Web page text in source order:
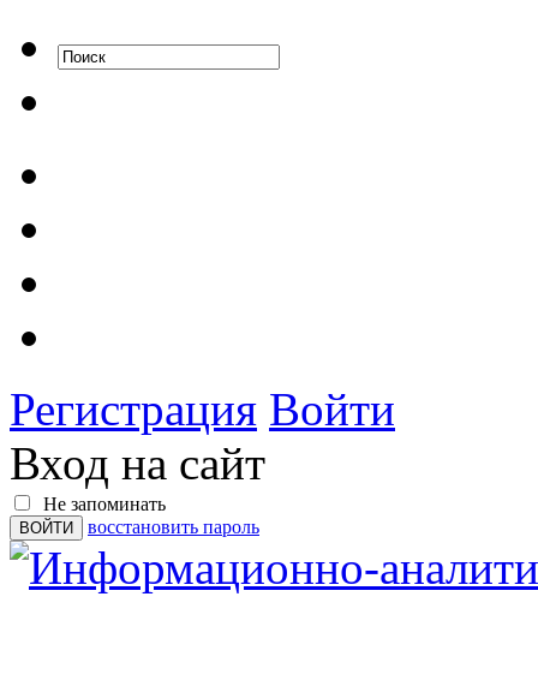
Регистрация Войти
Вход на сайт
Не запоминать
восстановить пароль